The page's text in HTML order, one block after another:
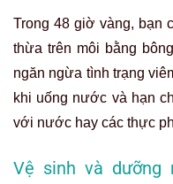
Trong 48 giờ vàng, bạn
thừa trên môi bằng
ngăn ngừa tình trạng
khi uống nước và hạn
với nước hay các thực
Vệ sinh và dưỡng